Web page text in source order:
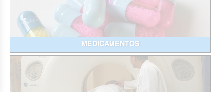
MEDICAMENTOS